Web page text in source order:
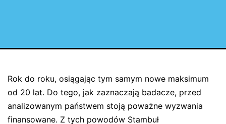
Rok do roku, osiągając tym samym nowe maksimum
od 20 lat. Do tego, jak zaznaczają badacze, przed
analizowanym państwem stoją poważne wyzwania
finansowane. Z tych powodów Stambuł